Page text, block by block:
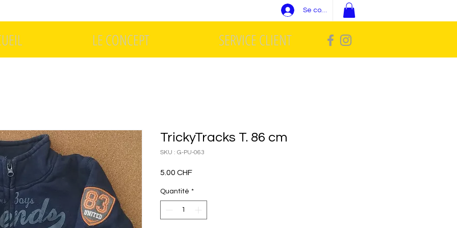
Se connecter
LE CONCEPT SERVICE CLIENT
TrickyTracks T. 86 cm
SKU : G-PU-063
5.00 CHFPrix
Quantité *